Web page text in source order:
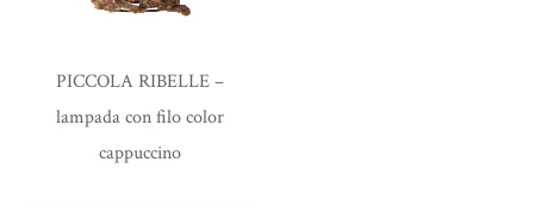
browser per la prossima volta che commento.
PICCOLA RIBELLE –
lampada con filo color
cappuccino